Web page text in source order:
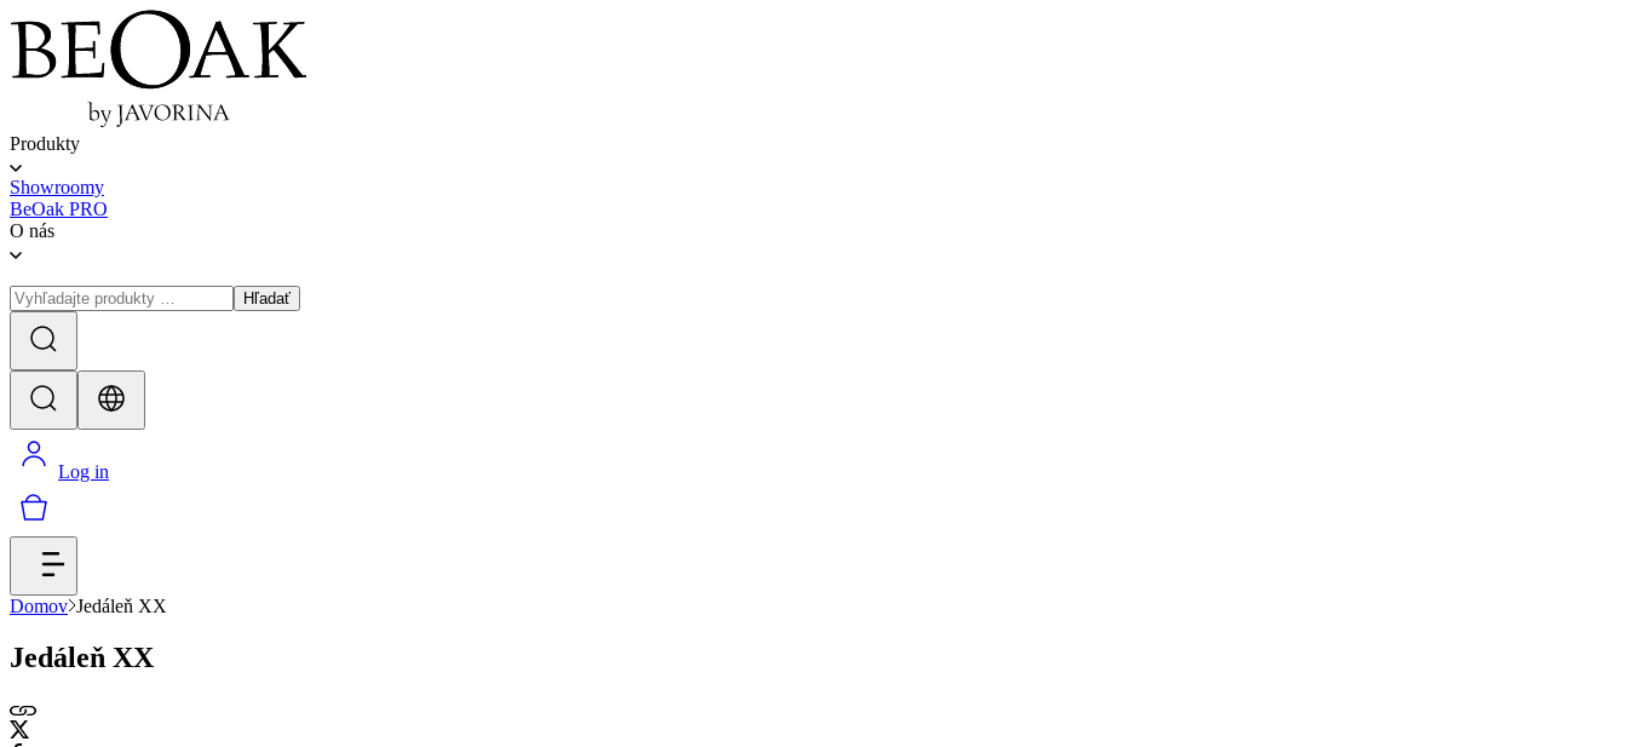
Produkty
Showroomy
BeOak PRO
O nás
Hľadať
Log in
Domov Jedáleň XX
Jedáleň XX